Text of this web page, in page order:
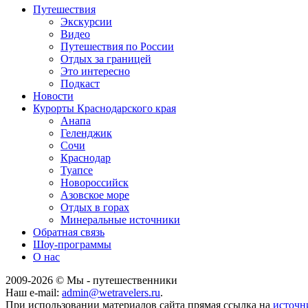
Путешествия
Экскурсии
Видео
Путешествия по России
Отдых за границей
Это интересно
Подкаст
Новости
Курорты Краснодарского края
Анапа
Геленджик
Сочи
Краснодар
Туапсе
Новороссийск
Азовское море
Отдых в горах
Минеральные источники
Обратная связь
Шоу-программы
О нас
2009-2026 © Мы - путешественники
Наш e-mail: admin@wetravelers.ru.
При использовании материалов сайта прямая ссылка на